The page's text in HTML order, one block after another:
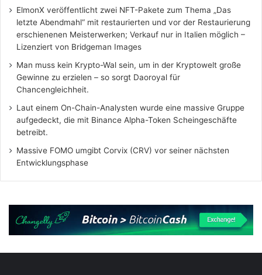
ElmonX veröffentlicht zwei NFT-Pakete zum Thema „Das
letzte Abendmahl“ mit restaurierten und vor der Restaurierung
erschienenen Meisterwerken; Verkauf nur in Italien möglich –
Lizenziert von Bridgeman Images
Man muss kein Krypto-Wal sein, um in der Kryptowelt große
Gewinne zu erzielen – so sorgt Daoroyal für
Chancengleichheit.
Laut einem On-Chain-Analysten wurde eine massive Gruppe
aufgedeckt, die mit Binance Alpha-Token Scheingeschäfte
betreibt.
Massive FOMO umgibt Corvix (CRV) vor seiner nächsten
Entwicklungsphase